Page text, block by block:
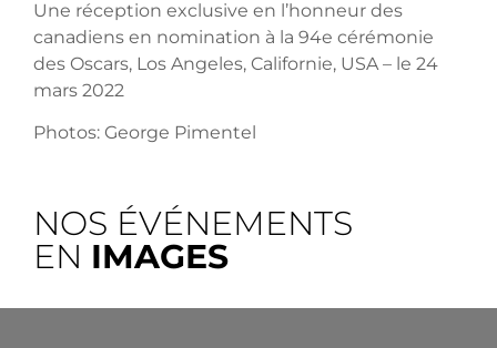
Une réception exclusive en l’honneur des
canadiens en nomination à la 94e cérémonie
des Oscars, Los Angeles, Californie, USA – le 24
mars 2022
Photos: George Pimentel
NOS ÉVÉNEMENTS
EN IMAGES